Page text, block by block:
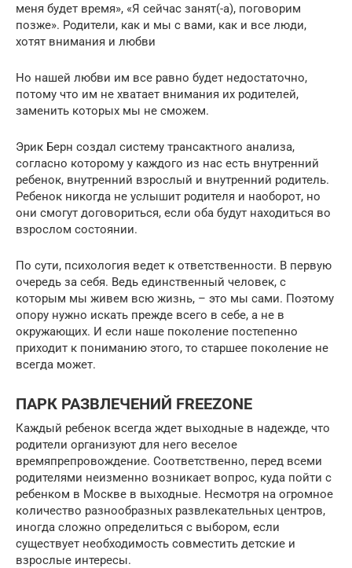
меня будет время», «Я сейчас занят(-а), поговорим
позже». Родители, как и мы с вами, как и все люди,
хотят внимания и любви
Но нашей любви им все равно будет недостаточно,
потому что им не хватает внимания их родителей,
заменить которых мы не сможем.
Эрик Берн создал систему трансактного анализа,
согласно которому у каждого из нас есть внутренний
ребенок, внутренний взрослый и внутренний родитель.
Ребенок никогда не услышит родителя и наоборот, но
они смогут договориться, если оба будут находиться во
взрослом состоянии.
По сути, психология ведет к ответственности. В первую
очередь за себя. Ведь единственный человек, с
которым мы живем всю жизнь, – это мы сами. Поэтому
опору нужно искать прежде всего в себе, а не в
окружающих. И если наше поколение постепенно
приходит к пониманию этого, то старшее поколение не
всегда может.
ПАРК РАЗВЛЕЧЕНИЙ FREEZONE
Каждый ребенок всегда ждет выходные в надежде, что
родители организуют для него веселое
времяпрепровождение. Соответственно, перед всеми
родителями неизменно возникает вопрос, куда пойти с
ребенком в Москве в выходные. Несмотря на огромное
количество разнообразных развлекательных центров,
иногда сложно определиться с выбором, если
существует необходимость совместить детские и
взрослые интересы.